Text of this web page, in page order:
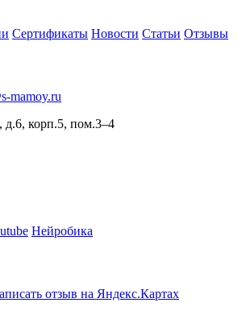
Сертификаты Новости Статьи Отзывы
mamoy.ru
д.6, корп.5, пом.3–4
Нейробика
отзыв на Яндекс.Картах